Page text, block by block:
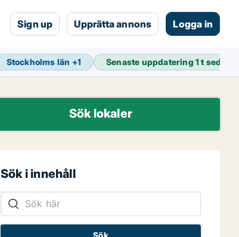
Sign up Upprätta annons Logga in
Stockholms län +1 Senaste uppdatering1 t sedan
Sök lokaler
Sök i innehåll